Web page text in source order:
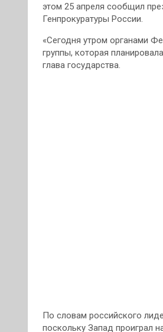
этом 25 апреля сообщил
Генпрокуратуры России.
«Сегодня утром органами
группы, которая
глава государства.
По словам российского
поскольку Запад проиграл